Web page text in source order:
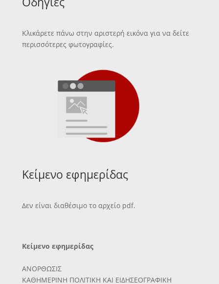
Κλικάρετε πάνω στην αριστερή εικόνα για να δείτε
περισσότερες φωτογραφίες.
Κείμενο εφημερίδας
Δεν είναι διαθέσιμο το αρχείο pdf.
Κείμενο εφημερίδας
ΑΝΟΡΘΩΣΙΣ
ΚΑΘΗΜΕΡΙΝΗ ΠΟΛΙΤΙΚΗ ΚΑΙ ΕΙΔΗΣΕΟΓΡΑΦΙΚΗ